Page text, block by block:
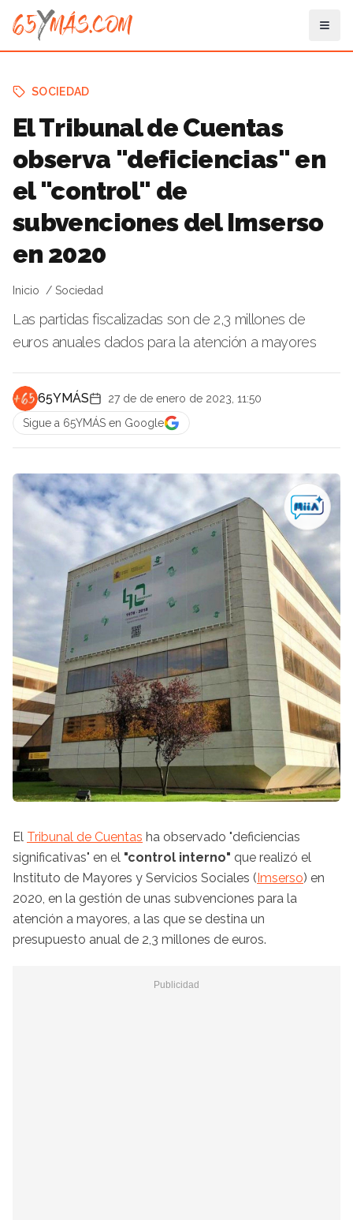
SOCIEDAD
El Tribunal de Cuentas
observa "deficiencias" en
el "control" de
subvenciones del Imserso
en 2020
Inicio Sociedad
Las partidas fiscalizadas son de 2,3 millones de
euros anuales dados para la atención a mayores
65YMÁS
27 de de enero de 2023, 11:50
Sigue a 65YMÁS en Google
El Tribunal de Cuentas ha observado "deficiencias
significativas" en el "control interno" que realizó el
Instituto de Mayores y Servicios Sociales (Imserso) en
2020, en la gestión de unas subvenciones para la
atención a mayores, a las que se destina un
presupuesto anual de 2,3 millones de euros.